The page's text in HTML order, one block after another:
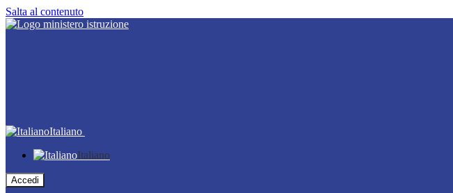
Salta al contenuto
Italiano
Italiano
Accedi